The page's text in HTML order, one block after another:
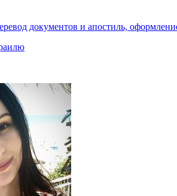
документов и апостиль,